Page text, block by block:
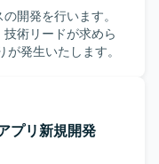
開発を行います。
術リードが求めら
発生いたします。
プリ新規開発